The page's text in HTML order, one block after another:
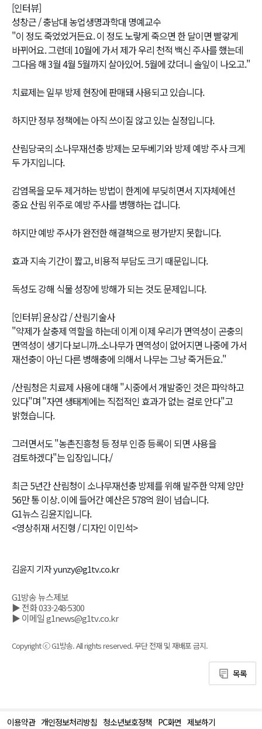
[인터뷰]
성창근 / 충남대 농업생명과학대 명예교수
"이 정도 죽었었거든요. 이 정도 노랗게 죽으면 한 달이면 빨갛게
바뀌어요. 그런데 10월에 가서 제가 우리 천적 백신 주사를 했는데
그다음 해 3월 4월 5월까지 살아있어. 5월에 갔더니 솔잎이 나오고."
치료제는 일부 방제 현장에 판매돼 사용되고 있습니다.
하지만 정부 정책에는 아직 쓰이질 않고 있는 실정입니다.
산림당국의 소나무재선충 방제는 모두베기와 방제 예방 주사 크게
두 가지입니다.
감염목을 모두 제거하는 방법이 한계에 부딪히면서 지자체에선
중요 산림 위주로 예방 주사를 병행하는 겁니다.
하지만 예방 주사가 완전한 해결책으로 평가받지 못합니다.
효과 지속 기간이 짧고, 비용적 부담도 크기 때문입니다.
독성도 강해 식물 성장에 방해가 되는 것도 문제입니다.
[인터뷰] 윤상갑 / 산림기술사
"약제가 살충제 역할을 하는데 이게 이제 우리가 면역성이 곤충의
면역성이 생기다 보니까..소나무가 면역성이 없어지면 나중에 가서
재선충이 아닌 다른 병해충에 의해서 나무는 그냥 죽거든요."
/산림청은 치료제 사용에 대해 "시중에서 개발중인 것은 파악하고
있다"며 "자연 생태계에는 직접적인 효과가 없는 걸로 안다"고
밝혔습니다.
그러면서도 "농촌진흥청 등 정부 인증 등록이 되면 사용을
검토하겠다"는 입장입니다./
최근 5년간 산림청이 소나무재선충 방제를 위해 발주한 약제 양만
56만 통 이상. 이에 들어간 예산은 578억 원이 넘습니다.
G1뉴스 김윤지입니다.
<영상취재 서진형 / 디자인 이민석>
김윤지 기자 yunzy@g1tv.co.kr
G1방송 뉴스제보
▶ 전화 033-248-5300
▶ 이메일 g1news@g1tv.co.kr
Copyright ⓒ G1방송. All rights reserved. 무단 전재 및 재배포 금지.
목록
이용약관 개인정보처리방침 청소년보호정책 PC화면 제보하기